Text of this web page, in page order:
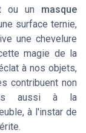
ou un masque
surface ternie,
une chevelure
magie de la
à nos objets,
contribuent non
aussi à la
à l'instar de